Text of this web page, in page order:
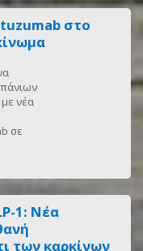
στο
νέα
σε
1: Νέα
των καρκίνων